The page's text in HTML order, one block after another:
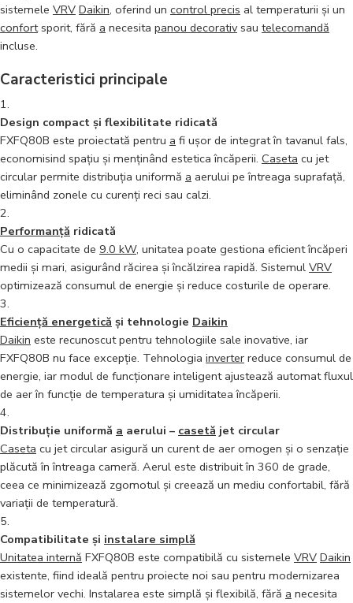
sistemele VRV Daikin, oferind un control precis al temperaturii și un
confortsporit, fără a necesita panou decorativsau telecomandă
incluse.
Caracteristici principale
Design compact și flexibilitate ridicată
FXFQ80B este proiectată pentru a fi ușor de integrat în tavanul fals,
economisind spațiu și menținând estetica încăperii. Caseta cu jet
circular permite distribuția uniformă a aerului pe întreaga suprafață,
eliminând zonele cu curenți reci sau calzi.
Performanță ridicată
Cu o capacitate de 9.0 kW, unitatea poate gestiona eficient încăperi
medii și mari, asigurând răcirea și încălzirea rapidă. Sistemul VRV
optimizează consumul de energie și reduce costurile de operare.
Eficiență energetică și tehnologie Daikin
Daikin este recunoscut pentru tehnologiile sale inovative, iar
FXFQ80B nu face excepție. Tehnologia inverter reduce consumul de
energie, iar modul de funcționare inteligent ajustează automat fluxul
de aer în funcție de temperatura și umiditatea încăperii.
Distribuție uniformă a aerului – casetă jet circular
Caseta cu jet circular asigură un curent de aer omogen și o senzație
plăcută în întreaga cameră. Aerul este distribuit în 360 de grade,
ceea ce minimizează zgomotul și creează un mediu confortabil, fără
variații de temperatură.
Compatibilitate și instalare simplă
Unitatea internă FXFQ80B este compatibilă cu sistemele VRV Daikin
existente, fiind ideală pentru proiecte noi sau pentru modernizarea
sistemelor vechi. Instalarea este simplă și flexibilă, fără a necesita